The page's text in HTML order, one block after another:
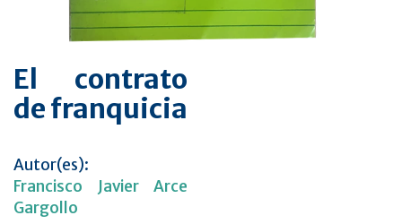
El contrato
de franquicia
Autor(es):
Francisco Javier Arce
Gargollo